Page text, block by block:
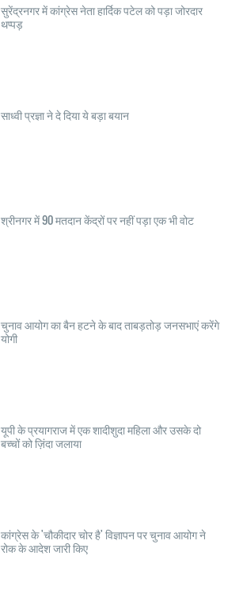
सुरेंद्रनगर में कांग्रेस नेता हार्दिक पटेल को पड़ा जोरदार
थप्पड़
साध्वी प्रज्ञा ने दे दिया ये बड़ा बयान
श्रीनगर में 90 मतदान केंद्रों पर नहीं पड़ा एक भी वोट
चुनाव आयोग का बैन हटने के बाद ताबड़तोड़ जनसभाएं करेंगे
योगी
यूपी के प्रयागराज में एक शादीशुदा महिला और उसके दो
बच्चों को ज़िंदा जलाया
कांग्रेस के 'चौकीदार चोर है' विज्ञापन पर चुनाव आयोग ने
रोक के आदेश जारी किए